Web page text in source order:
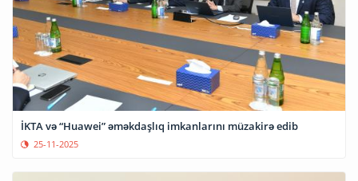
İKTA və “Huawei” əməkdaşlıq imkanlarını müzakirə edib
25-11-2025